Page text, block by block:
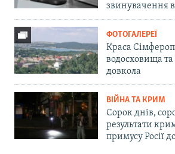
звинувачення
ФОТОГАЛЕРЕЇ
Краса
водосховища та
довкола
ВІЙНА ТА КРИМ
Сорок днів,
результати
примусу Росії